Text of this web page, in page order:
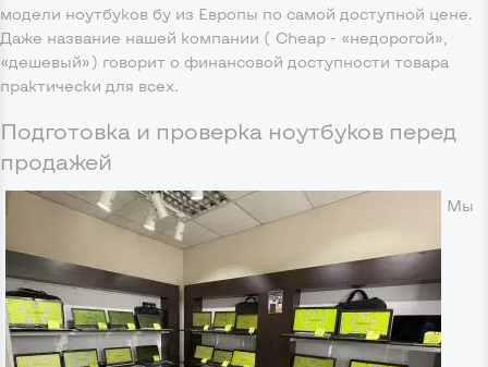
модели ноутбуков бу из Европы по самой доступной цене.
Даже название нашей компании ( Cheap - «недорогой»,
«дешевый») говорит о финансовой доступности товара
практически для всех.
Подготовка и проверка ноутбуков перед
продажей
Мы